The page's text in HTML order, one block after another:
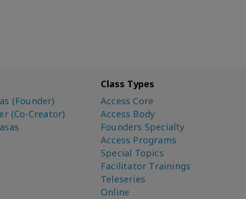
(Founder)
(Co-Creator)
Class Types
Access Core
Access Body
Founders Specialty
Access Programs
Special Topics
Facilitator Trainings
Teleseries
Online